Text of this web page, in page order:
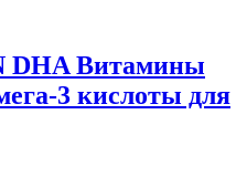
DHA Витамины
3 кислоты для